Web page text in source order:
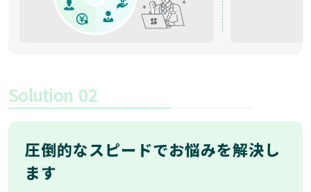
Solution 02
圧倒的なスピードでお悩みを解決し
ます